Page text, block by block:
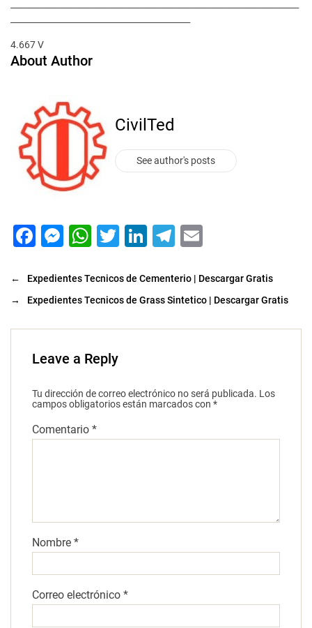
4.667 V
About Author
CivilTed
See author's posts
F
c
e
b
o
k
M
s
s
e
g
er
W
at
s
A
p
p
T
tt
er
Li
k
e
dI
T
e
gr
a
ai
l
←
Expedientes Tecnicos de Cementerio | Descargar Gratis
→
Expedientes Tecnicos de Grass Sintetico | Descargar Gratis
Leave a Reply
Tu dirección de correo electrónico no será publicada. Los
campos obligatorios están marcados con *
Comentario *
Nombre *
Correo electrónico *